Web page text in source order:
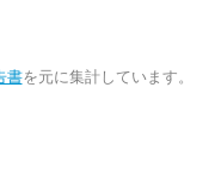
書を元に集計しています。